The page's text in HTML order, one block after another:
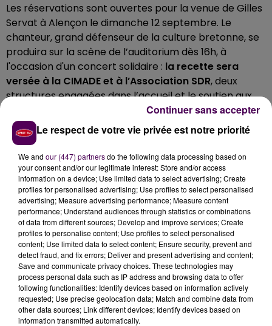
Les réservations sont ouvertes pour la venue de Gilles
Servat à Alençon le dimanche 12 septembre. Le
chanteur, grand défenseur de la culture bretonne, se
produira sur la scène de l’auditorium dès 16h, à
l'occasion d'un concert solidaire : la recette sera
versée à la CIMADE et à l’Association SDR, deux
structures engagées dans l’accueil et le soutien aux
réfugiés de tous horizons. Billets mis en vente -à 22
euros s'agissant du tarif normal, réduits à 15 euros
pour les chômeurs et les moins de 25 ans-, à l’office
de tourisme de la capitale ornaise ou en ligne via le
site visitalencon.com.
À LA UNE
Le respect de votre vie privée est notre priorité
We and our (447) partnersdo the following data processing based on
your consent and/or our legitimate interest: Store and/or access
information on a device; Use limited data to select advertising; Create
profiles for personalised advertising; Use profiles to select personalised
advertising; Measure advertising performance; Measure content
performance; Understand audiences through statistics or combinations
of data from different sources; Develop and improve services; Create
profiles to personalise content; Use profiles to select personalised
content; Use limited data to select content; Ensure security, prevent and
detect fraud, and fix errors; Deliver and present advertising and content;
Save and communicate privacy choices. These technologies may
process personal data such as IP address and browsing data to offer
following functionalities: Identify devices based on information actively
requested; Use precise geolocation data; Match and combine data from
other data sources; Link different devices; Identify devices based on
information transmitted automatically.
Continuer sans accepter